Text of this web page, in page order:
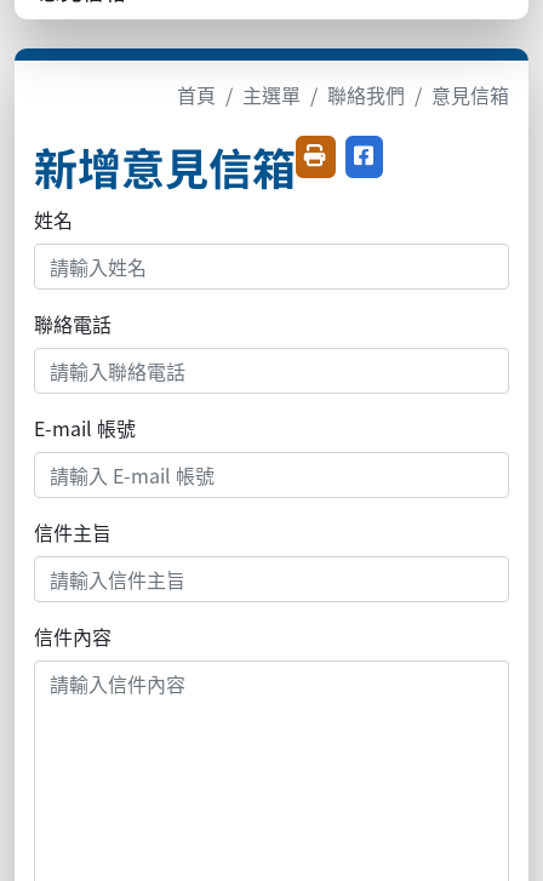
首頁 主選單 聯絡我們 意見信箱
新增意見信箱 友善列印分享至臉書
姓名
聯絡電話
E-mail 帳號
信件主旨
信件內容